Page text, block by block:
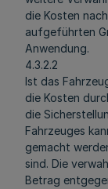
die Kosten
aufgeführten
Anwendung.
4.3.2.2
Ist das
die Kosten
die
Fahrzeuges
gemacht
sind. Die
Betrag